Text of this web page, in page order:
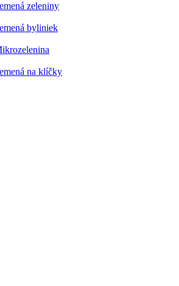
zeleniny
byliniek
na klíčky